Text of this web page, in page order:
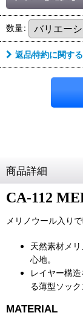
数量:
返品特約に関す
商品詳細
CA-112
メリノウール入り
天然素材メ
心地。
レイヤー構
る薄型ソック
MATERIAL